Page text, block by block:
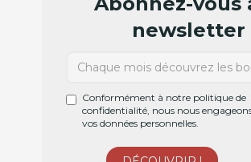
newsletter
Conformément à notre politique de
confidentialité, nous nous
vos données personnelles.